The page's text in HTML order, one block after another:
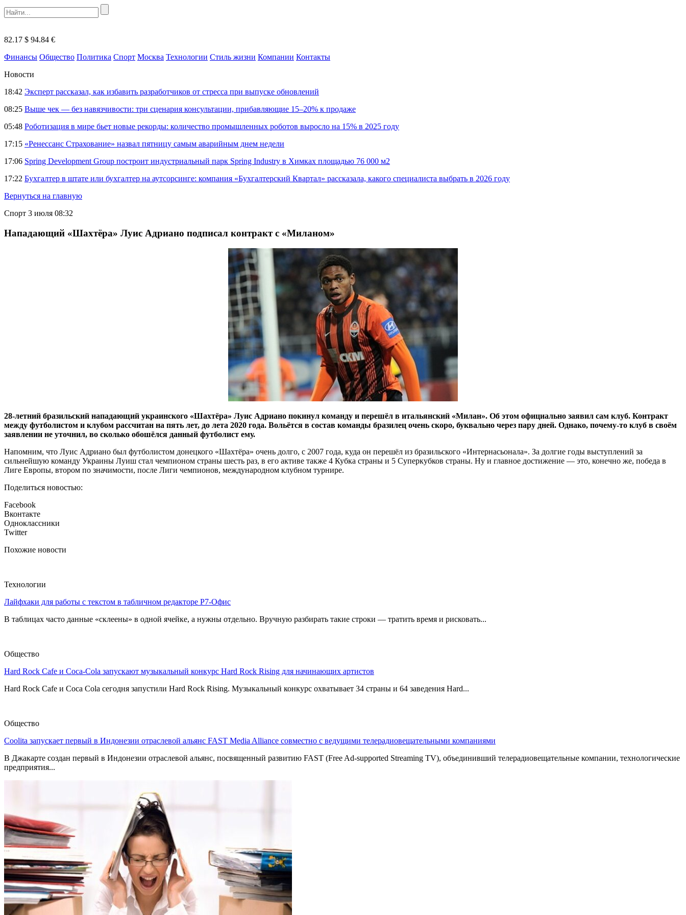
82.17 $ 94.84 €
Финансы Общество Политика Спорт Москва Технологии Стиль жизни Компании Контакты
Новости
18:42 Эксперт рассказал, как избавить разработчиков от стресса при выпуске обновлений
08:25 Выше чек — без навязчивости: три сценария консультации, прибавляющие 15–20% к продаже
05:48 Роботизация в мире бьет новые рекорды: количество промышленных роботов выросло на 15% в 2025 году
17:15 «Ренессанс Страхование» назвал пятницу самым аварийным днем недели
17:06 Spring Development Group построит индустриальный парк Spring Industry в Химках площадью 76 000 м2
17:22 Бухгалтер в штате или бухгалтер на аутсорсинге: компания «Бухгалтерский Квартал» рассказала, какого специалиста выбрать в 2026 году
Вернуться на главную
Спорт 3 июля 08:32
Нападающий «Шахтёра» Луис Адриано подписал контракт с «Миланом»
28-летний бразильский нападающий украинского «Шахтёра» Луис Адриано покинул команду и перешёл в итальянский «Милан». Об этом официально заявил сам клуб. Контракт
между футболистом и клубом рассчитан на пять лет, до лета 2020 года. Вольётся в состав команды бразилец очень скоро, буквально через пару дней. Однако, почему-то клуб в своём
заявлении не уточнил, во сколько обошёлся данный футболист ему.
Напомним, что Луис Адриано был футболистом донецкого «Шахтёра» очень долго, с 2007 года, куда он перешёл из бразильского «Интернасьонала». За долгие годы выступлений за
сильнейшую команду Украины Луиш стал чемпионом страны шесть раз, в его активе также 4 Кубка страны и 5 Суперкубков страны. Ну и главное достижение — это, конечно же, победа в
Лиге Европы, втором по значимости, после Лиги чемпионов, международном клубном турнире.
Поделиться новостью:
Facebook
Вконтакте
Одноклассники
Twitter
Похожие новости
Технологии
Лайфхаки для работы с текстом в табличном редакторе Р7-Офис
В таблицах часто данные «склеены» в одной ячейке, а нужны отдельно. Вручную разбирать такие строки — тратить время и рисковать...
Общество
Hard Rock Cafe и Coca-Cola запускают музыкальный конкурс Hard Rock Rising для начинающих артистов
Hard Rock Cafe и Coca Cola сегодня запустили Hard Rock Rising. Музыкальный конкурс охватывает 34 страны и 64 заведения Hard...
Общество
Coolita запускает первый в Индонезии отраслевой альянс FAST Media Alliance совместно с ведущими телерадиовещательными компаниями
В Джакарте создан первый в Индонезии отраслевой альянс, посвященный развитию FAST (Free Ad-supported Streaming TV), объединивший телерадиовещательные компании, технологические
предприятия...